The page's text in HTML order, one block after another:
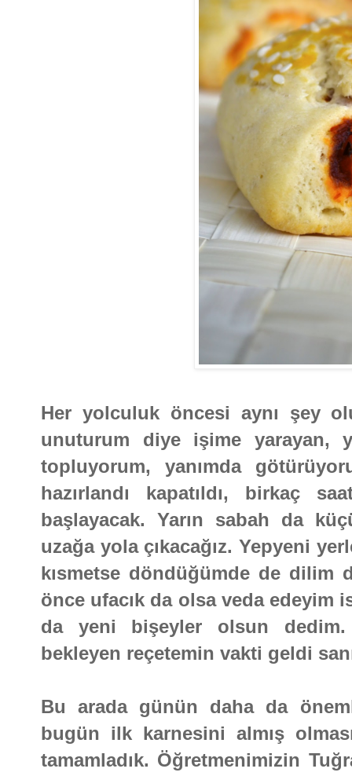
Her yolculuk öncesi aynı şey
unuturum diye işime yarayan,
topluyorum, yanımda
hazırlandı kapatıldı, birkaç
başlayacak. Yarın sabah da
uzağa yola çıkacağız. Yepyeni
kısmetse döndüğümde de dilim
önce ufacık da olsa veda edeyim
da yeni bişeyler olsun dedim.
bekleyen reçetemin vakti geldi
Bu arada günün daha da
bugün ilk karnesini almış
tamamladık. Öğretmenimizin